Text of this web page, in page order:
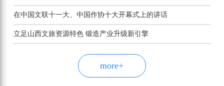
在中国文联十一大、中国作协十大开幕式上的讲话
立足山西文旅资源特色 锻造产业升级新引擎
more+